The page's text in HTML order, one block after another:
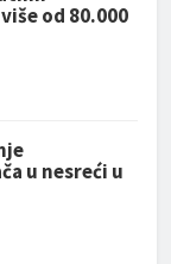
od 80.000
u nesreći u